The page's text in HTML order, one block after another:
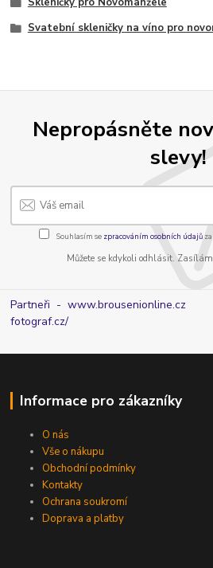
Svatební skleničky na víno pro
Nepropásněte
slevy!
Souhlasím se zpracováním osobních údajůza
Můžete se kdykoli odhlásit.
Partneři -
fotograf.cz/
Informace pro zákazníky
O nás
Vše o nákupu
Obchodní podmínky
Kontakty
Ochrana soukromí
Doprava a platby